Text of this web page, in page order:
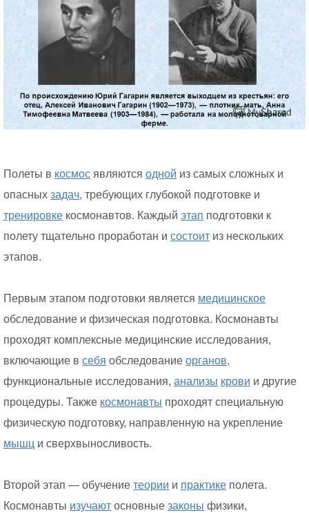
Полеты в космос являются одной из самых сложных и
опасных задач, требующих глубокой подготовке и
тренировке космонавтов. Каждый этап подготовки к
полету тщательно проработан и состоит из нескольких
этапов.
Первым этапом подготовки является медицинское
обследование и физическая подготовка. Космонавты
проходят комплексные медицинские исследования,
включающие в себя обследование органов,
функциональные исследования, анализы крови и другие
процедуры. Также космонавты проходят специальную
физическую подготовку, направленную на укрепление
мышц и сверхвыносливость.
Второй этап — обучение теории и практике полета.
Космонавты изучают основные законы физики,